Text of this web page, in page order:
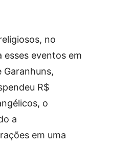
no
eventos em
R$
o
a
em uma